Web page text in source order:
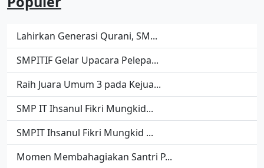
Lahirkan Generasi Qurani, SM...
SMPITIF Gelar Upacara Pelepa...
Raih Juara Umum 3 pada Kejua...
SMP IT Ihsanul Fikri Mungkid...
SMPIT Ihsanul Fikri Mungkid ...
Momen Membahagiakan Santri P...